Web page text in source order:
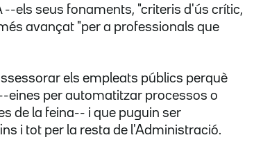
--els seus fonaments, "criteris d'ús crític,
avançat "per a professionals que
els empleats públics perquè
eines per automatitzar processos o
de la feina-- i que puguin ser
i tot per la resta de l'Administració.